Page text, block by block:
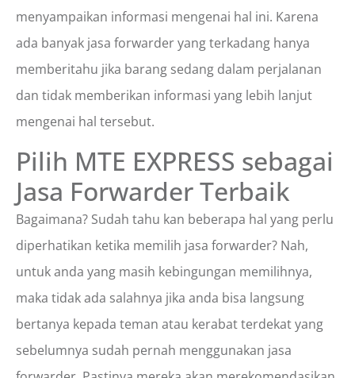
menyampaikan informasi mengenai hal ini. Karena
ada banyak jasa forwarder yang terkadang hanya
memberitahu jika barang sedang dalam perjalanan
dan tidak memberikan informasi yang lebih lanjut
mengenai hal tersebut.
Pilih MTE EXPRESS sebagai
Jasa Forwarder Terbaik
Bagaimana? Sudah tahu kan beberapa hal yang perlu
diperhatikan ketika memilih jasa forwarder? Nah,
untuk anda yang masih kebingungan memilihnya,
maka tidak ada salahnya jika anda bisa langsung
bertanya kepada teman atau kerabat terdekat yang
sebelumnya sudah pernah menggunakan jasa